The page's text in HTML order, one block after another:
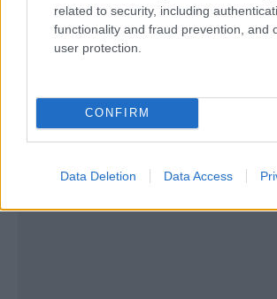
related to security, including
functionality and fraud prevention, and
user protection.
CONFIRM
Data Deletion Data Access